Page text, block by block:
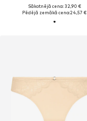
Sākotnējā cena: 32,90 €
Pēdējā zemākā cena:24,57 €